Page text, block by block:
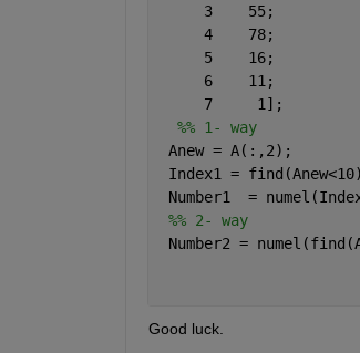
     3    55;
     4    78;
     5    16;
     6    11;
     7     1];
  %% 1- way
Anew = A(:,2);
Index1 =
Number1  =
%% 2- way
Number2 =
Good luck.